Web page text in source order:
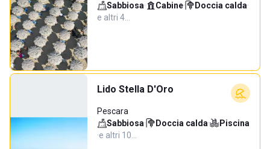
Sabbiosa· Cabine· Doccia calda·
e altri 4…
Lido Stella D'Oro
Pescara
Sabbiosa· Doccia calda·
Piscina
·e altri 10…